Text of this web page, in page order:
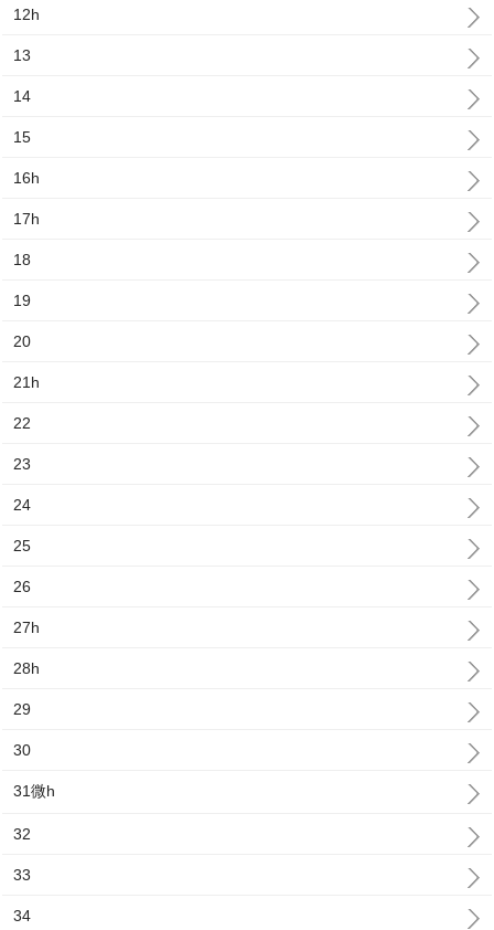
12h
13
14
15
16h
17h
18
19
20
21h
22
23
24
25
26
27h
28h
29
30
31微h
32
33
34